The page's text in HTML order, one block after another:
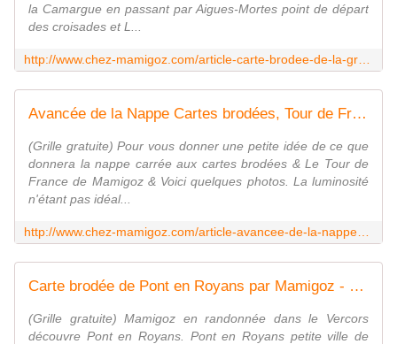
la Camargue en passant par Aigues-Mortes point de départ
des croisades et L...
Avancée de la Nappe Cartes brodées, Tour de France de Mamigoz - Chez Mamigoz
(Grille gratuite) Pour vous donner une petite idée de ce que
donnera la nappe carrée aux cartes brodées & Le Tour de
France de Mamigoz & Voici quelques photos. La luminosité
n'étant pas idéal...
Carte brodée de Pont en Royans par Mamigoz - Chez Mamigoz
(Grille gratuite) Mamigoz en randonnée dans le Vercors
découvre Pont en Royans. Pont en Royans petite ville de